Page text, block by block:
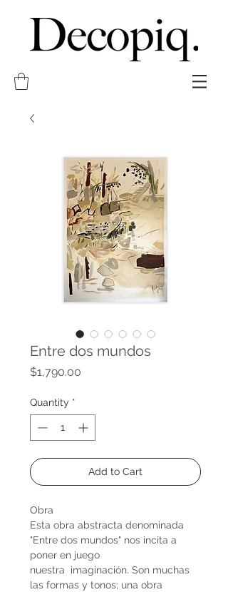
Entre dos mundos
$1,790.00
Quantity *
Add to Cart
Obra
Esta obra abstracta denominada
"Entre dos mundos" nos incita a
poner en juego
nuestra imaginación. Son muchas
las formas y tonos; una obra